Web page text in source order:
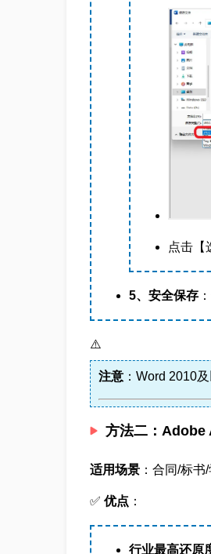
点击
5、安全保存
⚠️
注意：Word 2010
方法二：Adobe
适用场景：合同/标书
✅ 优点 ：
行业最高还原